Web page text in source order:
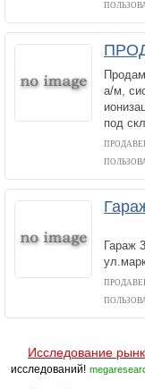
а/м,
под
Гараж
Исследование
исследований!